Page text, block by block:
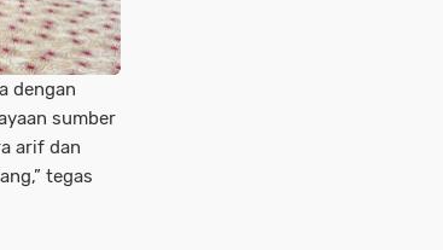
dengan
sumber
arif dan
tegas